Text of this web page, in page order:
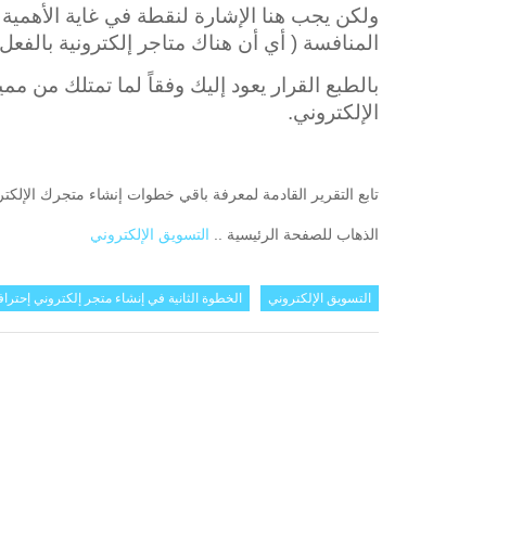
ولكن يجب هنا الإشارة لنقطة في غاية
المنافسة ( أي أن هناك متاجر إلكترونية
بالطبع القرار يعود إليك وفقاً لما تمتلك
الإلكتروني.
تابع التقرير القادمة لمعرفة باقي خطوات إنشاء متجرك
الذهاب للصفحة الرئيسية .. التسويق الإلكتروني
التسويق الإلكتروني الخطوة الثانية في إنشاء متجر إلكتروني